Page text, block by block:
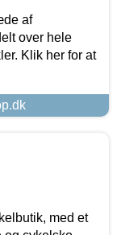
af
over hele
Klik her for at
med et